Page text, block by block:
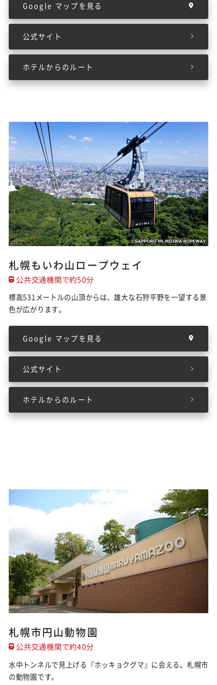
Google マップを見る
公式サイト
ホテルからのルート
札幌もいわ山ロープウェイ
公共交通機関で約50分
標高531メートルの山頂からは、雄大な石狩平野を一望する景
色が広がります。
Google マップを見る
公式サイト
ホテルからのルート
札幌市円山動物園
公共交通機関で約40分
水中トンネルで見上げる『ホッキョクグマ』に会える。札幌市
の動物園です。